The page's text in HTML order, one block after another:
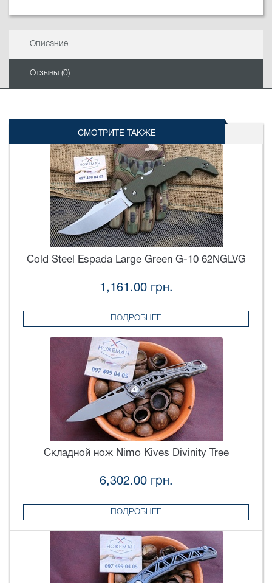
Описание
Отзывы (0)
СМОТРИТЕ ТАКЖЕ
Cold Steel Espada Large Green G-10 62NGLVG
1,161.00 грн.
ПОДРОБНЕЕ
Складной нож Nimo Kives Divinity Tree
6,302.00 грн.
ПОДРОБНЕЕ